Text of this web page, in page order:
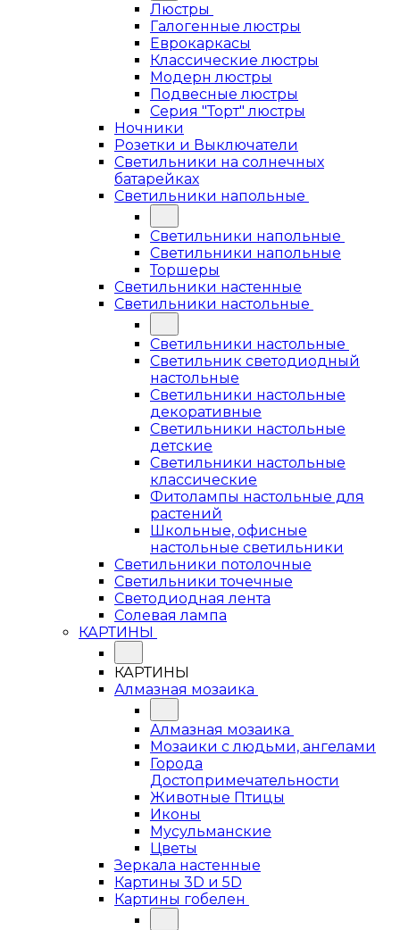
Люстры
Галогенные люстры
Еврокаркасы
Классические люстры
Модерн люстры
Подвесные люстры
Серия "Торт" люстры
Ночники
Розетки и Выключатели
Светильники на солнечных
батарейках
Светильники напольные
Светильники напольные
Светильники напольные
Торшеры
Светильники настенные
Светильники настольные
Светильники настольные
Светильник светодиодный
настольные
Светильники настольные
декоративные
Светильники настольные
детские
Светильники настольные
классические
Фитолампы настольные для
растений
Школьные, офисные
настольные светильники
Светильники потолочные
Светильники точечные
Светодиодная лента
Солевая лампа
КАРТИНЫ
КАРТИНЫ
Алмазная мозаика
Алмазная мозаика
Мозаики с людьми, ангелами
Города
Достопримечательности
Животные Птицы
Иконы
Мусульманские
Цветы
Зеркала настенные
Картины 3D и 5D
Картины гобелен